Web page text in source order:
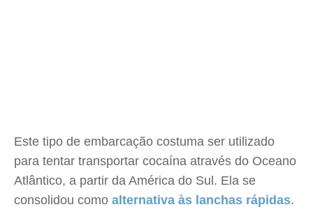
Este tipo de embarcação costuma ser utilizado
para tentar transportar cocaína através do Oceano
Atlântico, a partir da América do Sul. Ela se
consolidou como alternativa às lanchas rápidas.